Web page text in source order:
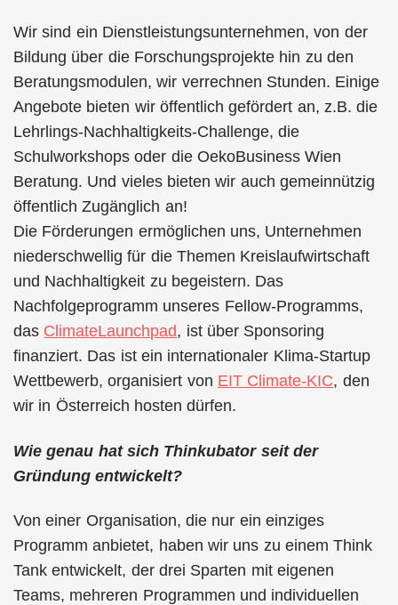
Wir sind ein Dienstleistungsunternehmen, von der
Bildung über die Forschungsprojekte hin zu den
Beratungsmodulen, wir verrechnen Stunden. Einige
Angebote bieten wir öffentlich gefördert an, z.B. die
Lehrlings-Nachhaltigkeits-Challenge, die
Schulworkshops oder die OekoBusiness Wien
Beratung. Und vieles bieten wir auch gemeinnützig
öffentlich Zugänglich an!
Die Förderungen ermöglichen uns, Unternehmen
niederschwellig für die Themen Kreislaufwirtschaft
und Nachhaltigkeit zu begeistern. Das
Nachfolgeprogramm unseres Fellow-Programms,
das ClimateLaunchpad, ist über Sponsoring
finanziert. Das ist ein internationaler Klima-Startup
Wettbewerb, organisiert von EIT Climate-KIC, den
wir in Österreich hosten dürfen.
Wie genau hat sich Thinkubator seit der
Gründung entwickelt?
Von einer Organisation, die nur ein einziges
Programm anbietet, haben wir uns zu einem Think
Tank entwickelt, der drei Sparten mit eigenen
Teams, mehreren Programmen und individuellen